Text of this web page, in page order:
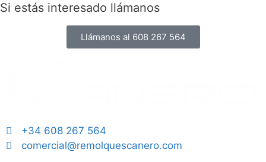
Si estás interesado llámanos
Llámanos al 608 267 564
+34 608 267 564
comercial@remolquescanero.com